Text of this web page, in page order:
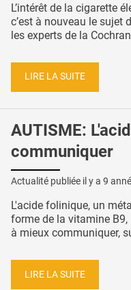
L’intérêt de la cigarette
c’est à nouveau le sujet
les experts de la
LIRE LA SUITE
AUTISME:
communiquer
Actualité publiée il y a 9
L'acide folinique, un
forme de la vitamine
à mieux communiquer,
LIRE LA SUITE